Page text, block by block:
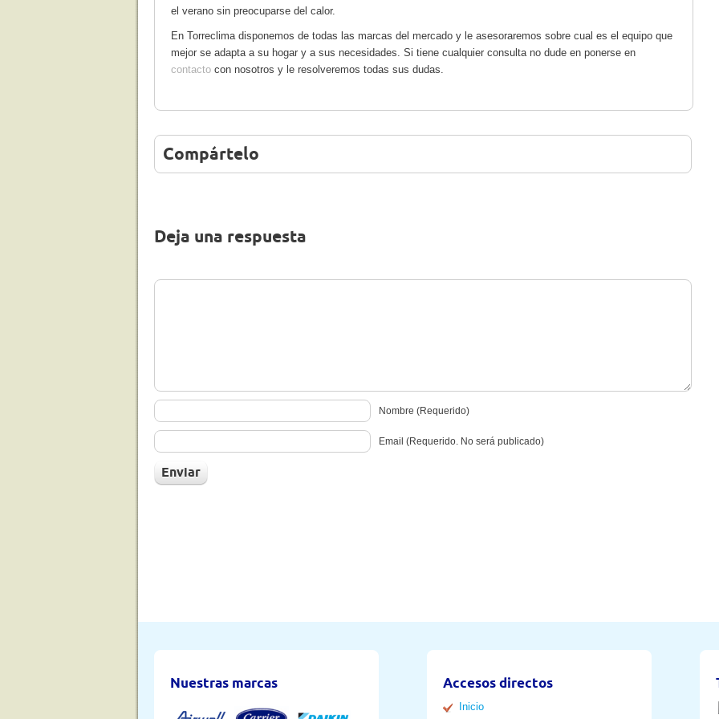
el verano sin preocuparse del calor.
En Torreclima disponemos de todas las marcas del mercado y le asesoraremos sobre cual es el equipo que
mejor se adapta a su hogar y a sus necesidades. Si tiene cualquier consulta no dude en ponerse en
contacto con nosotros y le resolveremos todas sus dudas.
Compártelo
Deja una respuesta
Nombre (Requerido)
Email (Requerido. No será publicado)
Nuestras marcas Accesos directos
Inicio